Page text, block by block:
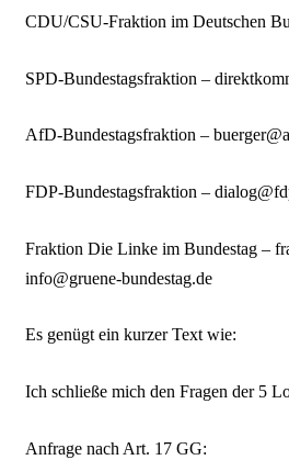
CDU/CSU-Fraktion im Deutschen
SPD-Bundestagsfraktion –
AfD-Bundestagsfraktion –
FDP-Bundestagsfraktion –
Fraktion Die Linke im Bundestag –
info@gruene-bundestag.de
Es genügt ein kurzer Text wie:
Ich schließe mich den Fragen der 5
Anfrage nach Art. 17 GG: